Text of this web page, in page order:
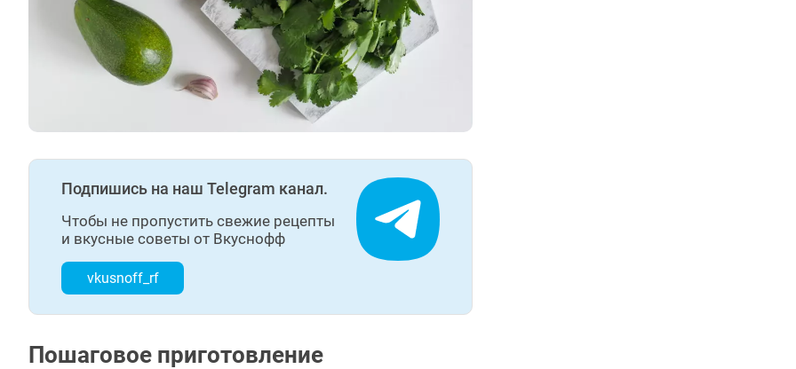
Подпишись на наш Telegram канал.
Чтобы не пропустить свежие рецепты
и вкусные советы от Вкуснофф
vkusnoff_rf
Пошаговое приготовление